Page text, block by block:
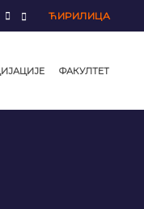
ЋИРИЛИЦА
ФАКУЛТЕТ